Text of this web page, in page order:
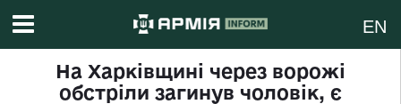
EN
На Харківщині через ворожі
обстріли загинув чоловік, є